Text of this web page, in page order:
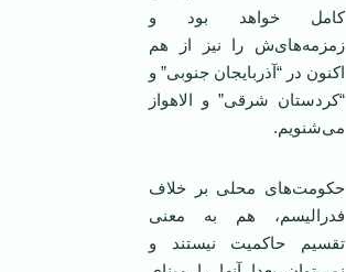
کامل خواهد بود و
زمزمه‌های‌ش را نیز از هم
اکنون در “آذربایجان جنوبی” و
“کردستان شرقی” و الاهواز
می‌شنویم.
حکومت‌های محلی بر خلاف
فدرالیسم، هم به معنی
تقسیم حاکمیت نیستند و